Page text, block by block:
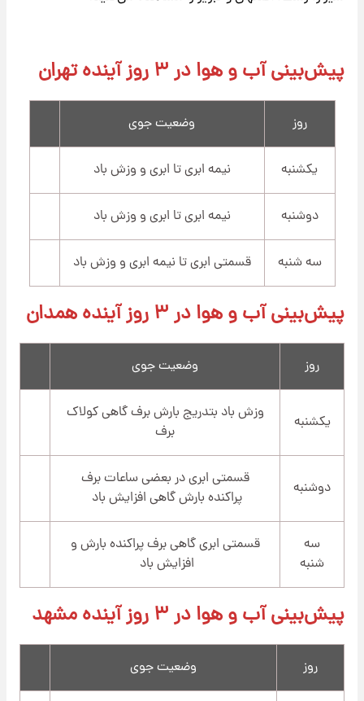
پیش‌بینی آب و هوا در ۳ روز آینده تهران
روز وضعیت جوی
یکشنبه نیمه ابری تا ابری و وزش باد
دوشنبه نیمه ابری تا ابری و وزش باد
سه شنبه قسمتی ابری تا نیمه ابری و وزش باد
پیش‌بینی آب و هوا در ۳ روز آینده همدان
روز وضعیت جوی
یکشنبه
وزش باد بتدریج بارش برف گاهی کولاک
برف
دوشنبه
قسمتی ابری در بعضی ساعات برف
پراکنده بارش گاهی افزایش باد
سه
شنبه
قسمتی ابری گاهی برف پراکنده بارش و
افزایش باد
پیش‌بینی آب و هوا در ۳ روز آینده مشهد
روز وضعیت جوی